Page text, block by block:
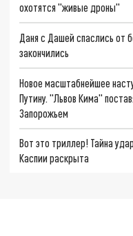
охотятся "живые дроны"
Даня с Дашей спаслись от
закончились
Новое масштабнейшее
Путину. "Львов Кима"
Запорожьем
Вот это триллер! Тайна
Каспии раскрыта